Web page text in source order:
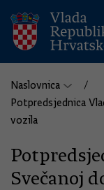
Naslovnica
Potpredsjednica
vozila
Svečanoj